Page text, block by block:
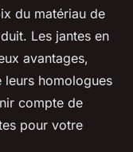
du matériau de
Les jantes en
avantages,
leurs homologues
compte de
pour votre